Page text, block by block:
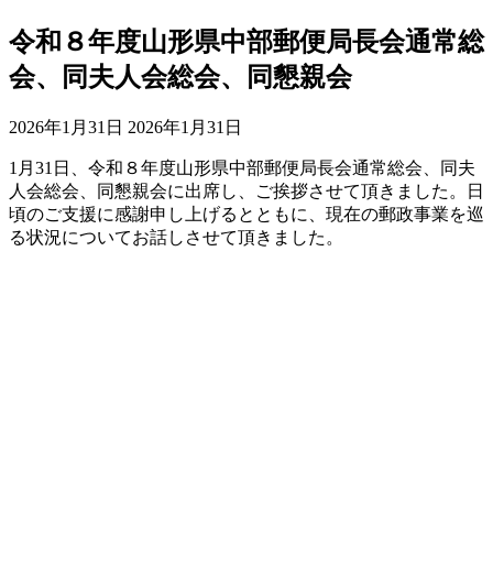
令和８年度山形県中部郵便局長会通常総
会、同夫人会総会、同懇親会
2026年1月31日 最
更
新
日
時
2026年1月31日
1月31日、令和８年度山形県中部郵便局長会通常総会、同夫
人会総会、同懇親会に出席し、ご挨拶させて頂きました。日
頃のご支援に感謝申し上げるとともに、現在の郵政事業を巡
る状況についてお話しさせて頂きました。